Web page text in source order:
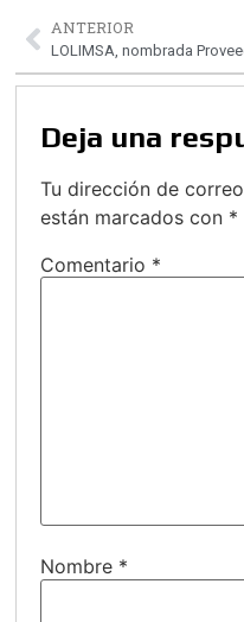
ANTERIOR
Deja una
Tu dirección de
están marcados con *
Comentario *
Nombre *